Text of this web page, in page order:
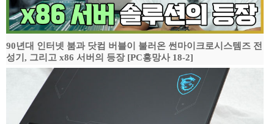
90년대 인터넷 붐과 닷컴 버블이 불러온 썬마이크로시스템즈 전
성기, 그리고 x86 서버의 등장 [PC흥망사 18-2]